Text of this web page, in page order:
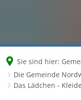
Sie sind hier:
Die Gemeinde
Das Lädchen -